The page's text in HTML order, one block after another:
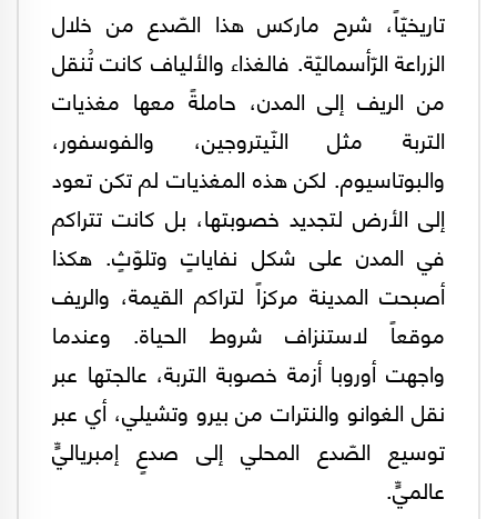
تاريخيّاً، شرح ماركس هذا الصّدع من خلال
الزراعة الرّأسماليّة. فالغذاء والألياف كانت تُنقل
من الريف إلى المدن، حاملةً معها مغذيات
التربة مثل النّيتروجين، والفوسفور،
والبوتاسيوم. لكن هذه المغذيات لم تكن تعود
إلى الأرض لتجديد خصوبتها، بل كانت تتراكم
في المدن على شكل نفاياتٍ وتلوّثٍ. هكذا
أصبحت المدينة مركزاً لتراكم القيمة، والريف
موقعاً لاستنزاف شروط الحياة. وعندما
واجهت أوروبا أزمة خصوبة التربة، عالجتها عبر
نقل الغوانو والنترات من بيرو وتشيلي، أي عبر
توسيع الصّدع المحلي إلى صدعٍ إمبرياليٍّ
عالميٍّ.